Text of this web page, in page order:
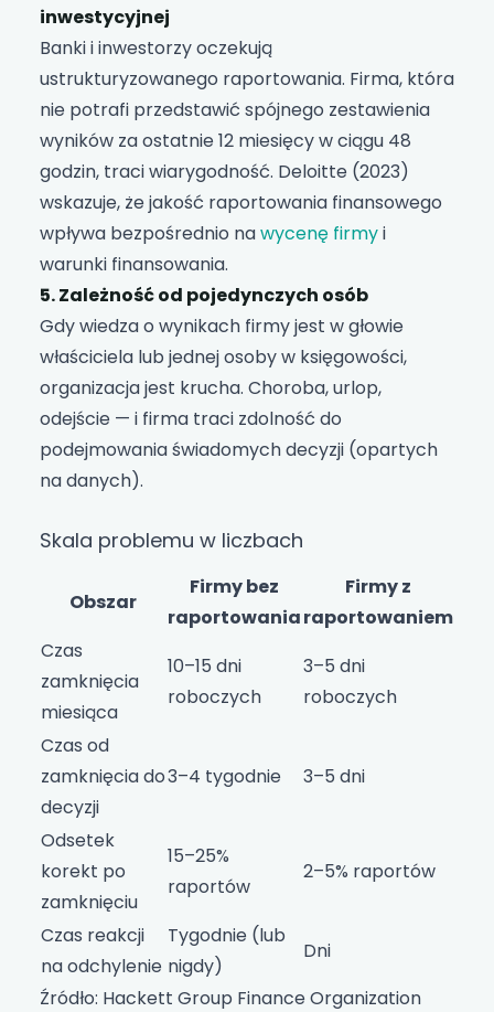
inwestycyjnej
Banki i inwestorzy oczekują
ustrukturyzowanego raportowania. Firma, która
nie potrafi przedstawić spójnego zestawienia
wyników za ostatnie 12 miesięcy w ciągu 48
godzin, traci wiarygodność. Deloitte (2023)
wskazuje, że jakość raportowania finansowego
wpływa bezpośrednio nawycenę firmyi
warunki finansowania.
5. Zależność od pojedynczych osób
Gdy wiedza o wynikach firmy jest w głowie
właściciela lub jednej osoby w księgowości,
organizacja jest krucha. Choroba, urlop,
odejście — i firma traci zdolność do
podejmowania świadomych decyzji (opartych
na danych).
Skala problemu w liczbach
Obszar
Firmy bez
raportowania
Firmy z
raportowaniem
Czas
zamknięcia
miesiąca
10–15 dni
roboczych
3–5 dni
roboczych
Czas od
zamknięcia do
decyzji
3–4 tygodnie 3–5 dni
Odsetek
korekt po
zamknięciu
15–25%
raportów
2–5% raportów
Czas reakcji
na odchylenie
Tygodnie (lub
nigdy)
Dni
Źródło: Hackett Group Finance Organization